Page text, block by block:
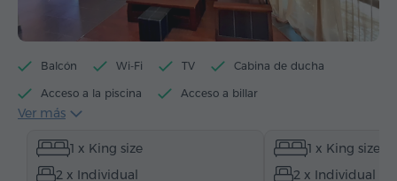
Balcón Wi-Fi TV Cabina de ducha
Acceso a la piscina Acceso a billar
Hervidor eléctrico
Allbornoz Pantuflas Secador de pelo
Calefacción Escritorio
Ver más
1 x King size
2 x Individual
1 x King size
2 x Individual